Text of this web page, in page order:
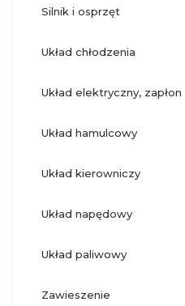
silnik i osprzęt
układ chłodzenia
układ elektryczny, zapłon
układ hamulcowy
układ kierowniczy
układ napędowy
układ paliwowy
zawieszenie